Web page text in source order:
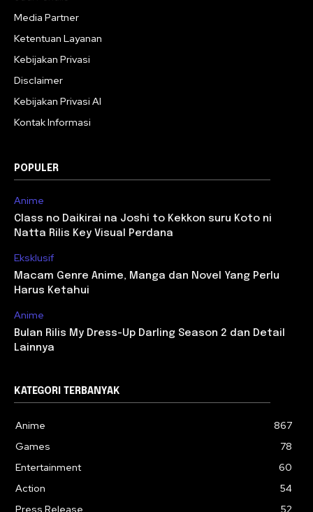
Media Partner
Ketentuan Layanan
Kebijakan Privasi
Disclaimer
Kebijakan Privasi AI
Kontak Informasi
POPULER
Anime
Class no Daikirai na Joshi to Kekkon suru Koto ni
Natta Rilis Key Visual Perdana
Eksklusif
Macam Genre Anime, Manga dan Novel Yang Perlu
Harus Ketahui
Anime
Bulan Rilis My Dress-Up Darling Season 2 dan Detail
Lainnya
KATEGORI TERBANYAK
Anime
867
Games
78
Entertainment
60
Action
54
Press Release
52